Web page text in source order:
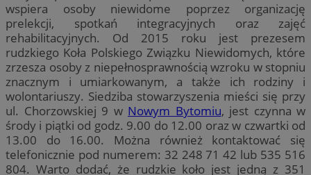
wspiera osoby niewidome poprzez organizację
prelekcji, spotkań integracyjnych oraz zajęć
rehabilitacyjnych. Od 2015 roku jest prezesem
rudzkiego Koła Polskiego Związku Niewidomych, które
zrzesza osoby z niepełnosprawnością wzroku w stopniu
znacznym i umiarkowanym, a także ich rodziny i
wolontariuszy. Siedziba stowarzyszenia mieści się przy
ul. Chorzowskiej 9 w Nowym Bytomiu, jest czynna w
środy i piątki od godz. 9.00 do 12.00 oraz w czwartki od
13.00 do 16.00. Można również kontaktować się
telefonicznie pod numerem: 32 248 71 42 lub 535 516
804. Warto dodać, że rudzkie koło jest jedną z 351